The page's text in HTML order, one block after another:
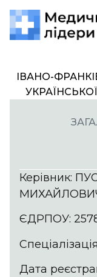
ІВАНО-
Керівник:
ЄДРПОУ:
Дата